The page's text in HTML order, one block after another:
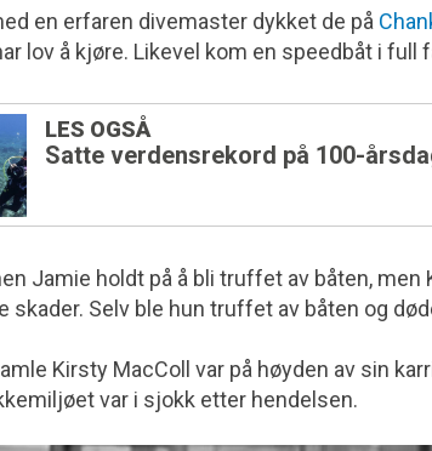
en erfaren divemaster dykket de på
lov å kjøre. Likevel kom en speedbåt i
LES OGSÅ
Satte verdensrekord på 100-
Jamie holdt på å bli truffet av båten,
skader. Selv ble hun truffet av båten og
Kirsty MacColl var på høyden av sin
var i sjokk etter hendelsen.